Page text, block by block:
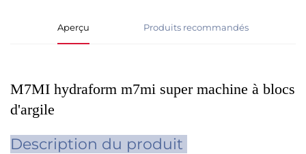
Aperçu Produits recommandés
M7MI hydraform m7mi super machine à blocs
d'argile
Description du produit